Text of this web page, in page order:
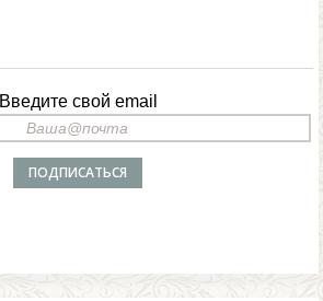
Введите свой email